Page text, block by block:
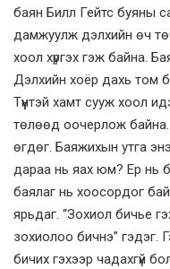
баян Билл Гейтс буяны
дамжуулж дэлхийн өч
хоол хүргэх гэж байна.
Дэлхийн хоёр дахь том
Түүнтэй хамт сууж хоол
төлөөд оочерлож
өгдөг. Баяжихын утга
дараа нь яах юм? Ер нь
баялаг нь хоосордог
ярьдаг. “Зохиол бичье
зохиолоо бичнэ” гэдэг.
бичих гэхээр чадахгүй